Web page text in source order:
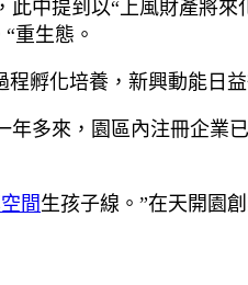
中提到以“上風財產將
重生態。
孵化培養，新興動能日益
多來，園區內注冊企業
間生孩子線。”在天開園